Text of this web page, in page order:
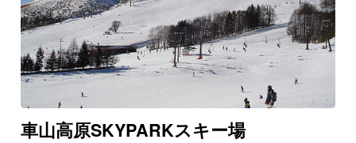
車山高原SKYPARKスキー場